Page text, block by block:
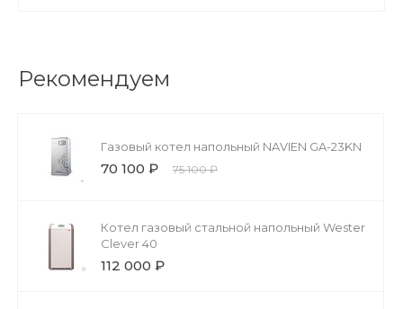
Рекомендуем
Газовый котел напольный NAVIEN GA-23KN
70 100 ₽ 75 100 ₽
Котел газовый стальной напольный Wester
Clever 40
112 000 ₽